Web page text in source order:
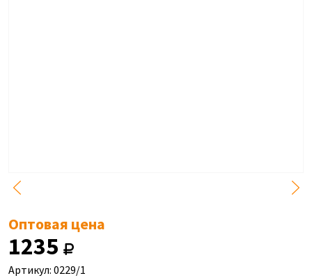
Оптовая цена
1235
Артикул: 0229/1